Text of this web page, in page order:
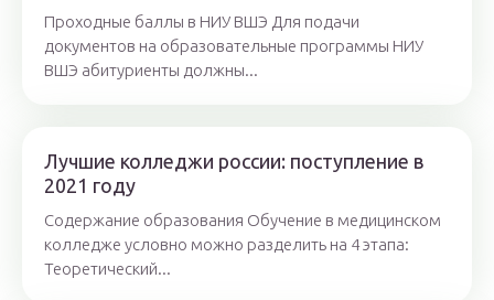
Проходные баллы в НИУ ВШЭ Для подачи
документов на образовательные программы НИУ
ВШЭ абитуриенты должны...
Лучшие колледжи россии: поступление в
2021 году
Содержание образования Обучение в медицинском
колледже условно можно разделить на 4 этапа:
Теоретический...